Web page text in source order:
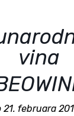
vina
21. februara